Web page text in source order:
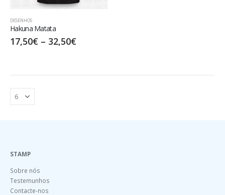
DESENHOS
Hakuna Matata
17,50€ – 32,50€
STAMP
Sobre nós
Testemunhos
Contacte-nos